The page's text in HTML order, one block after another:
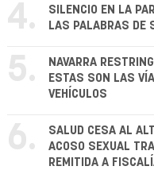
4.
SILENCIO EN LA
LAS PALABRAS DE
5.
NAVARRA
ESTAS SON LAS
VEHÍCULOS
6.
SALUD CESA AL
ACOSO SEXUAL
REMITIDA A